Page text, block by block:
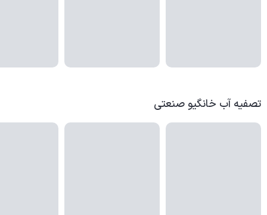
تصفیه آب خانگیو صنعتی